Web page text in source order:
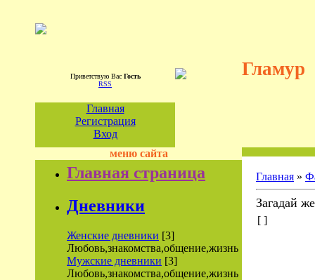
Приветствую Вас Гость
RSS
Гламур
Главная
Регистрация
Вход
меню сайта
Главная страница
Дневники
Женские дневники [3]
Любовь,знакомства,общение,жизнь
Мужские дневники [3]
Любовь,знакомства,общение,жизнь
Главная »
Загадай
[ ]